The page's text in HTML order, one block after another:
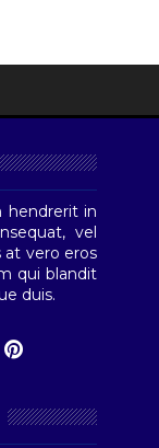
hendrerit in
vel
at vero eros
qui blandit
duis.